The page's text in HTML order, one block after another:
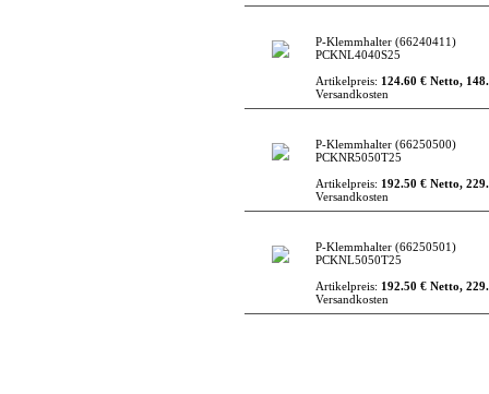
P-Klemmhalter (66240411)
PCKNL4040S25
Artikelpreis: 124.60 € Netto,
Versandkosten
P-Klemmhalter (66250500)
PCKNR5050T25
Artikelpreis: 192.50 € Netto,
Versandkosten
P-Klemmhalter (66250501)
PCKNL5050T25
Artikelpreis: 192.50 € Netto,
Versandkosten